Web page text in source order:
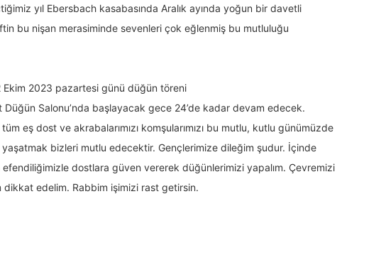
yıl Ebersbach kasabasında Aralık ayında yoğun bir davetli
bu nişan merasiminde sevenleri çok eğlenmiş bu mutluluğu
2023 pazartesi günü düğün töreni
Salonu’nda başlayacak gece 24’de kadar devam edecek.
eş dost ve akrabalarımızı komşularımızı bu mutlu, kutlu günümüzde
bizleri mutlu edecektir. Gençlerimize dileğim şudur. İçinde
dostlara güven vererek düğünlerimizi yapalım. Çevremizi
dikkat edelim. Rabbim işimizi rast getirsin.